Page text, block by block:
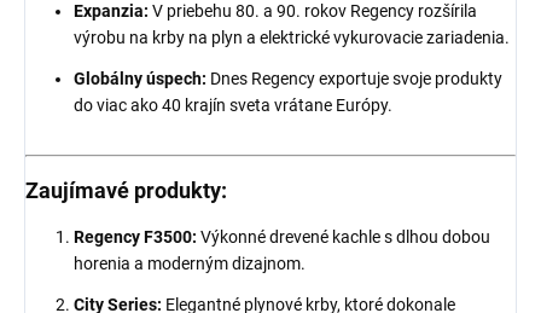
Expanzia: V priebehu 80. a 90. rokov Regency rozšírila
výrobu na krby na plyn a elektrické vykurovacie zariadenia.
Globálny úspech: Dnes Regency exportuje svoje produkty
do viac ako 40 krajín sveta vrátane Európy.
Zaujímavé produkty:
Regency F3500: Výkonné drevené kachle s dlhou dobou
horenia a moderným dizajnom.
City Series: Elegantné plynové krby, ktoré dokonale